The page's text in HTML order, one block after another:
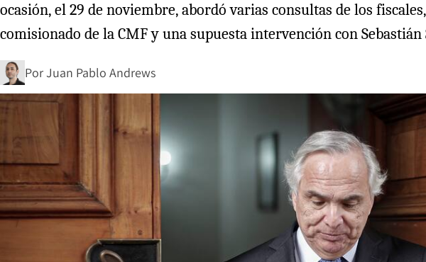
ocasión, el 29 de noviembre, abordó varias consultas de los
comisionado de la CMF y una supuesta intervención con
PorJuan Pablo Andrews